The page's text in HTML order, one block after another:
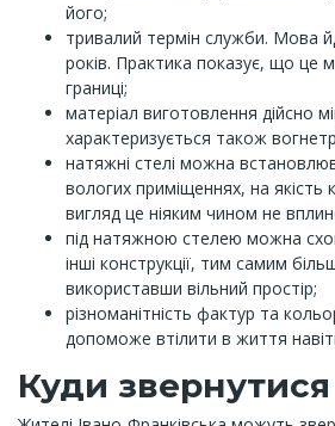
його;
тривалий термін служби. Мова
років. Практика показує, що це
границі;
матеріал виготовлення дійсно
характеризується також
натяжні стелі можна
вологих приміщеннях, на якість
вигляд це ніяким чином не
під натяжною стелею можна
інші конструкції, тим самим
використавши вільний простір;
різноманітність фактур та
допоможе втілити в життя навіть
Куди звернутися